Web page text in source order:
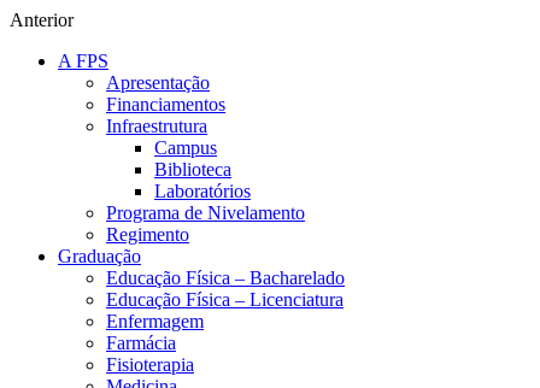
Anterior
A FPS
Apresentação
Financiamentos
Infraestrutura
Campus
Biblioteca
Laboratórios
Programa de Nivelamento
Regimento
Graduação
Educação Física – Bacharelado
Educação Física – Licenciatura
Enfermagem
Farmácia
Fisioterapia